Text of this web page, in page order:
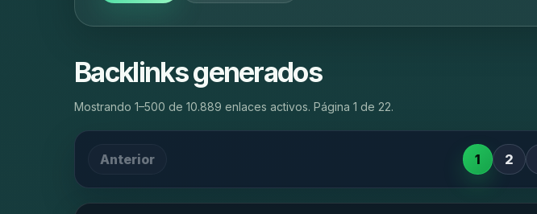
Backlinks generados
Mostrando 1–500 de 10.889 enlaces activos. Página 1 de 22.
Anterior 1 2